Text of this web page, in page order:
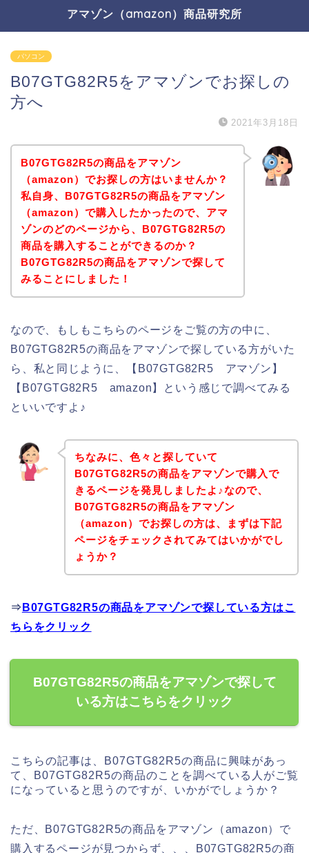
アマゾン（amazon）商品研究所
パソコン
B07GTG82R5をアマゾンでお探しの
方へ
2021年3月18日
B07GTG82R5の商品をアマゾン
（amazon）でお探しの方はいませんか？
私自身、B07GTG82R5の商品をアマゾン
（amazon）で購入したかったので、アマ
ゾンのどのページから、B07GTG82R5の
商品を購入することができるのか？
B07GTG82R5の商品をアマゾンで探して
みることにしました！
なので、もしもこちらのページをご覧の方の中に、
B07GTG82R5の商品をアマゾンで探している方がいた
ら、私と同じように、【B07GTG82R5 アマゾン】
【B07GTG82R5 amazon】という感じで調べてみる
といいですよ♪
ちなみに、色々と探していて
B07GTG82R5の商品をアマゾンで購入で
きるページを発見しましたよ♪なので、
B07GTG82R5の商品をアマゾン
（amazon）でお探しの方は、まずは下記
ページをチェックされてみてはいかがでし
ょうか？
⇒ B07GTG82R5の商品をアマゾンで探している方はこ
ちらをクリック
B07GTG82R5の商品をアマゾンで探して
いる方はこちらをクリック
こちらの記事は、B07GTG82R5の商品に興味があっ
て、B07GTG82R5の商品のことを調べている人がご覧
になっていると思うのですが、いかがでしょうか？
ただ、B07GTG82R5の商品をアマゾン（amazon）で
購入するページが見つからず、、、B07GTG82R5の商